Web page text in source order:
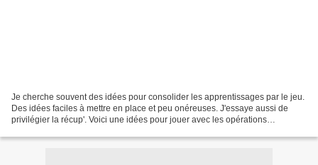
Je cherche souvent des idées pour consolider les apprentissages par le jeu.
Des idées faciles à mettre en place et peu onéreuses. J'essaye aussi de
privilégier la récup'. Voici une idées pour jouer avec les opérations